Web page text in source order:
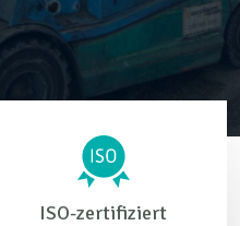
ISO-zertifiziert